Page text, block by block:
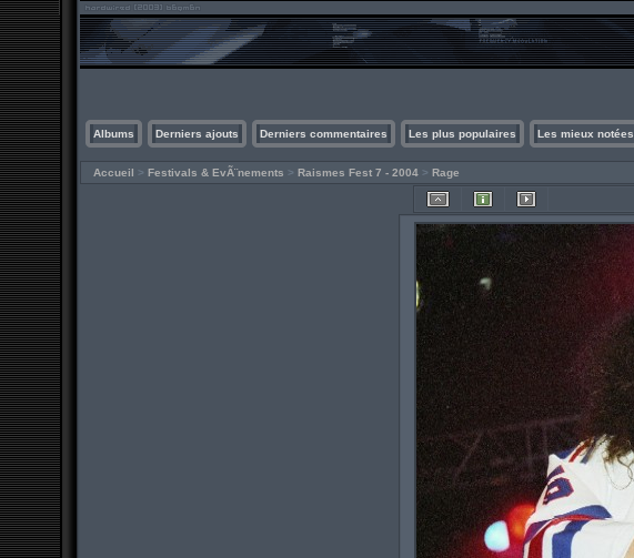
Albums Derniers ajouts Derniers commentaires Les plus populaires Les mieux notées
Accueil > Festivals & EvÃ¨nements > Raismes Fest 7 - 2004 > Rage